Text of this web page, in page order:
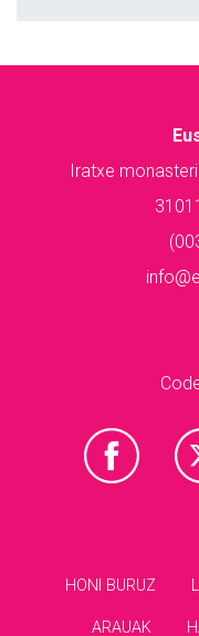
Iratxe
HONI BURUZ
ARAUAK